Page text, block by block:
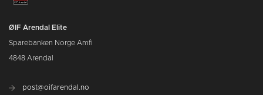
ØIF Arendal Elite
Sparebanken Norge Amfi
4848 Arendal
post@oifarendal.no